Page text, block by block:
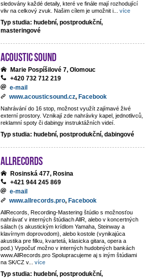
sledovány každé detaily, které ve finále mají rozhodující
vliv na celkový zvuk. Našim cílem je umožnit i
více
Typ studia: hudební, postprodukční,
masteringové
Acoustic Sound
Marie Pospíšilové 7, Olomouc
+420 732 712 219
e-mail
www.acousticsound.cz, Facebook
Nahrávání do 16 stop, možnost využít zajímavé živé
externí prostory. Vznikají zde nahrávky kapel, jednotlivců,
reklamní spoty či dabingy instruktážních videí.
Typ studia: hudební, postprodukční, dabingové
AllRecords
Rosinská 477, Rosina
+421 944 245 869
e-mail
www.allrecords.pro, Facebook
AllRecords, Recording-Mastering štúdio s možnosťou
nahrávať v interných štúdiach AllR, alebo v koncertných
sálach (s akustickým krídlom Yamaha, Steinway a
klavírnym doprovodom), alebo kostole (vynikajúca
akustika pre filku, kvartetá, klasicka gitara, opera a
pod.) Vypočuť možno v interných hudobných bankách
www.AllRecords.pro Spolupracujeme aj s iným štúdiami
na SK/CZ v... více
Typ studia: hudební, postprodukční,